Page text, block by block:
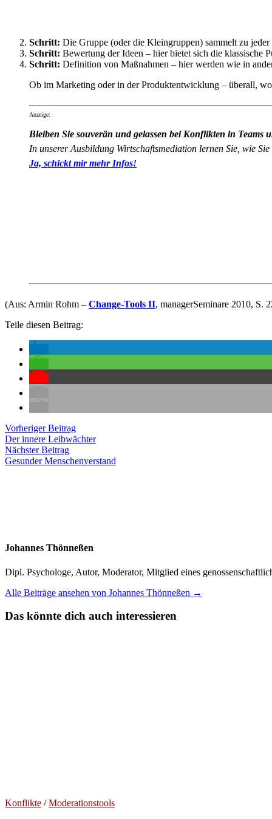
Schritt: Die Gruppe (oder die Kleingruppen) sammelt zu
Schritt: Bewertung der Ideen – hier bietet sich die klassische
Schritt: Definition von Maßnahmen – hier werden wie in
Ob im Marketing oder in der Produktentwicklung – überall,
Anzeige:
Bleiben Sie souverän und gelassen bei Konflikten in Teams
In unserer Ausbildung Wirtschaftsmediation lernen Sie, wie
Ja, schickt mir mehr Infos!
(Aus: Armin Rohm – Change-Tools II, managerSeminare 2010,
Teile diesen Beitrag:
Beitragsnavigation
Vorheriger BeitragVorheriger
Beitrag:
Der innere Leibwächter
Nächster BeitragNächster
Beitrag:
Gesunder Menschenverstand
Johannes Thönneßen
Dipl. Psychologe, Autor, Moderator, Mitglied eines
Alle Beiträge ansehen von Johannes Thönneßen →
Das könnte dich auch interessieren
Konflikte /Moderationstools